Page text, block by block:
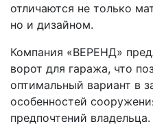
отличаются не только
но и дизайном.
Компания «ВЕРЕНД»
ворот для гаража, что
оптимальный вариант в
особенностей
предпочтений